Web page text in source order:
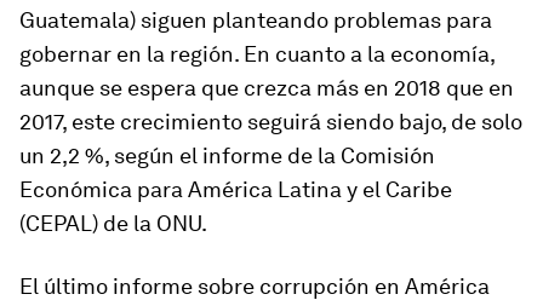
Guatemala) siguen planteando problemas para
gobernar en la región. En cuanto a la economía,
aunque se espera que crezca más en 2018 que en
2017, este crecimiento seguirá siendo bajo, de solo
un 2,2 %, según el informe de la Comisión
Económica para América Latina y el Caribe
(CEPAL) de la ONU.
El último informe sobre corrupción en América